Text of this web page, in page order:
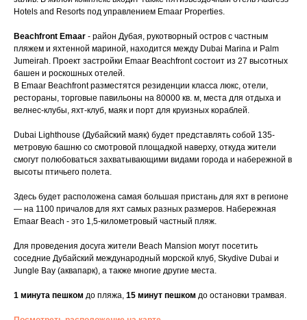
Hotels and Resorts под управлением Emaar Properties.
Beachfront Emaar - район Дубая, рукотворный остров с частным
пляжем и яхтенной мариной, находится между Dubai Marina и Palm
Jumeirah. Проект застройки Emaar Beachfront состоит из 27 высотных
башен и роскошных отелей.
В Emaar Beachfront разместятся резиденции класса люкс, отели,
рестораны, торговые павильоны на 80000 кв. м, места для отдыха и
велнес-клубы, яхт-клуб, маяк и порт для круизных кораблей.
Dubai Lighthouse (Дубайский маяк) будет представлять собой 135-
метровую башню со смотровой площадкой наверху, откуда жители
смогут полюбоваться захватывающими видами города и набережной в
высоты птичьего полета.
Здесь будет расположена самая большая пристань для яхт в регионе
— на 1100 причалов для яхт самых разных размеров. Набережная
Emaar Beach - это 1,5-километровый частный пляж.
Для проведения досуга жители Beach Mansion могут посетить
соседние Дубайский международный морской клуб, Skydive Dubai и
Jungle Bay (аквапарк), а также многие другие места.
1 минута пешком до пляжа, 15 минут пешком до остановки трамвая.